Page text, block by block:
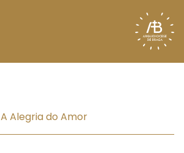
A Alegria do Amor